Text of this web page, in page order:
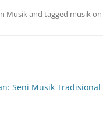
Musikand tagged musikon
Seni Musik Tradisional